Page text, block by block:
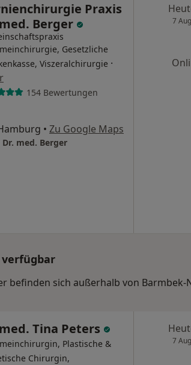
Praxis
Berger
Gesetzliche
Viszeralchirurgie ·
154 Bewertungen
• Zu Google Maps
med. Berger
7 Aug
befinden sich außerhalb von
Tina Peters
Plastische &
Chirurgin,
7 Aug